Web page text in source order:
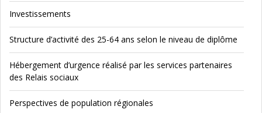
Investissements
Structure d’activité des 25-64 ans selon le niveau de diplôme
Hébergement d’urgence réalisé par les services partenaires
des Relais sociaux
Perspectives de population régionales